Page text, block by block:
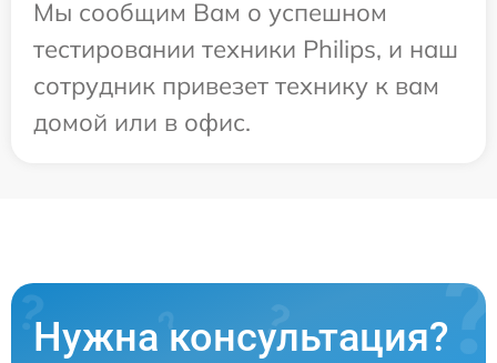
Мы сообщим Вам о успешном
тестировании техники Philips, и наш
сотрудник привезет технику к вам
домой или в офис.
Нужна консультация?